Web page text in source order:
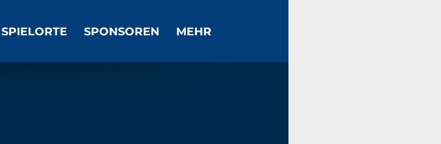
SPIELORTE SPONSOREN MEHR